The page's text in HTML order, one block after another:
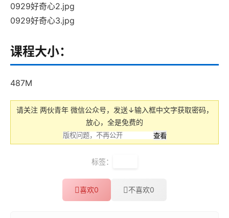
0929好奇心2.jpg
0929好奇心3.jpg
课程大小：
487M
请关注 两伙青年 微信公众号，发送↓输入框中文字获取密码，
放心，全是免费的
标签：
喜欢0 不喜欢0